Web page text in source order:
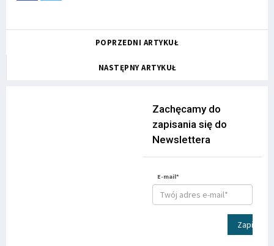
POPRZEDNI ARTYKUŁ
NASTĘPNY ARTYKUŁ
Zachęcamy do
zapisania się do
Newslettera
E-mail*
Zapisz